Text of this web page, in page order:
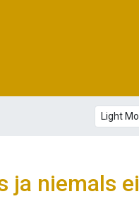
Theme
ja niemals